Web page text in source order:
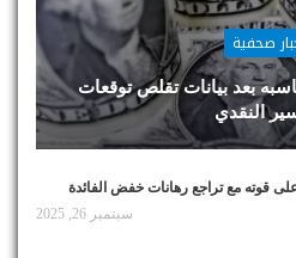
صحفية
بعد بيانات تقلص توقعات
النقدي
على قوته مع تراجع رهانات خفض الفائدة
سبتمبر 26, 2025